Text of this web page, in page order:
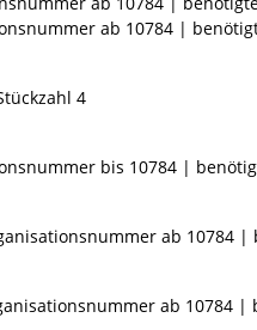
ab 10784 |
4
bis 10784 |
ab 10784
ab 10784